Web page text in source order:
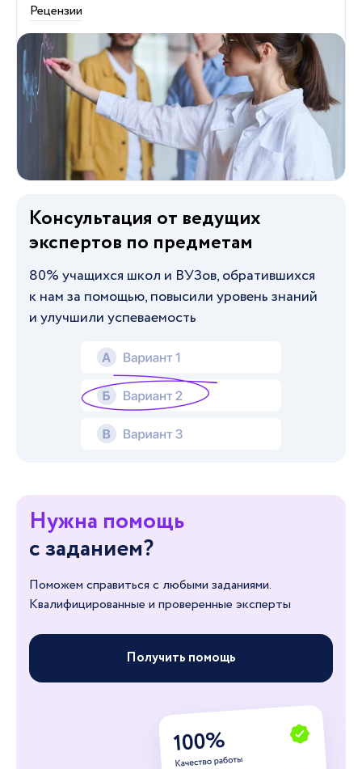
Рецензии
Консультация от ведущих
экспертов по предметам
80% учащихся школ и ВУЗов, обратившихся
к нам за помощью, повысили уровень знаний
и улучшили успеваемость
Нужна помощь
с заданием?
Поможем справиться с любыми заданиями.
Квалифицированные и проверенные эксперты
Получить помощь